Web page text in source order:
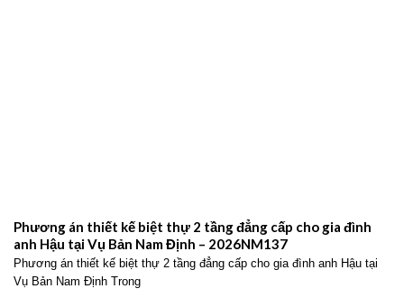
Phương án thiết kế biệt thự 2 tầng đẳng cấp cho gia đình
anh Hậu tại Vụ Bản Nam Định – 2026NM137
Phương án thiết kế biệt thự 2 tầng đẳng cấp cho gia đình anh Hậu tại
Vụ Bản Nam Định Trong